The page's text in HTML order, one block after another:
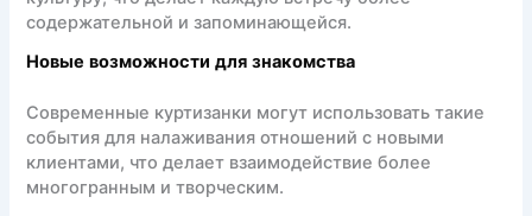
содержательной и запоминающейся.
Новые возможности для знакомства
Современные куртизанки могут использовать такие
события для налаживания отношений с новыми
клиентами, что делает взаимодействие более
многогранным и творческим.